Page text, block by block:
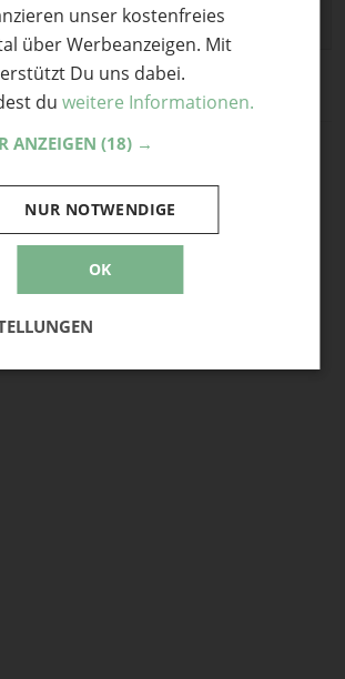
— sei die Erste oder der Erste und teile
unser kostenfreies
über Werbeanzeigen. Mit
Du uns dabei.
du weitere Informationen.
ANZEIGEN (18) →
OK
NUR NOTWENDIGE